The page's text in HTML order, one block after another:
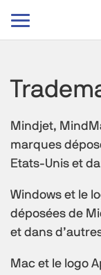
Basculer
navigation
Mindjet,
marques
Etats-Unis et
Windows et le
déposées de
et dans
Mac et le logo